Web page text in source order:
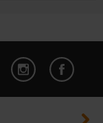
Instagram